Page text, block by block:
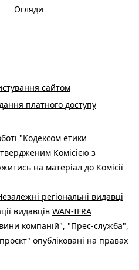
Огляди
сайтом
платного доступу
"Кодексом етики
Комісією з
на матеріал до Комісії
регіональні видавці
видавців WAN-IFRA
компаній", "Прес-служба",
опубліковані на правах